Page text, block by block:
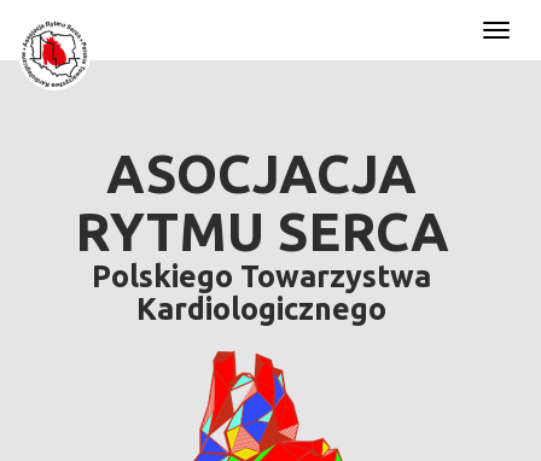
ASOCJACJA
RYTMU SERCA
Polskiego Towarzystwa
Kardiologicznego